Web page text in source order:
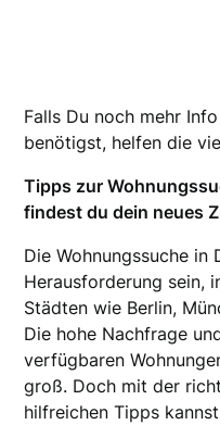
Falls Du noch mehr
benötigst, helfen die
Tipps zur
findest du dein neues
Die Wohnungssuche in
Herausforderung sein,
Städten wie Berlin,
Die hohe Nachfrage
verfügbaren
groß. Doch mit der
hilfreichen Tipps